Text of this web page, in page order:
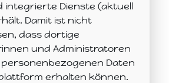
integrierte Dienste (aktuell
Damit ist nicht
dass dortige
und Administratoren
Daten
erhalten können.